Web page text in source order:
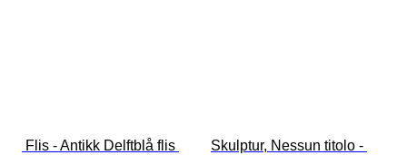
Skulptur, Nessun titolo -